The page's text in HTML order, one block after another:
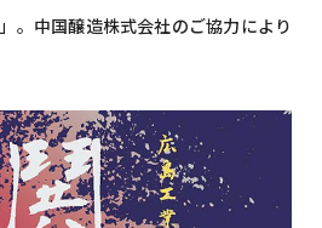
。中国醸造株式会社のご協力により